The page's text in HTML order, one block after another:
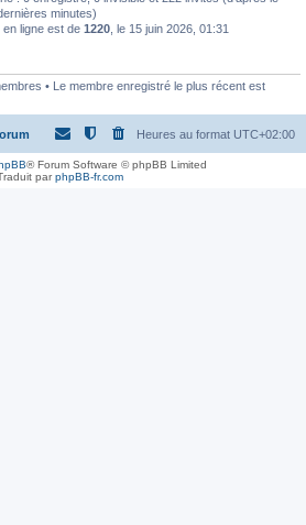
minutes)
en ligne est de 1220 , le 15 juin 2026, 01:31
• Le membre enregistré le plus récent est
Heures au format UTC+02:00
® Forum Software © phpBB Limited
parphpBB-fr.com